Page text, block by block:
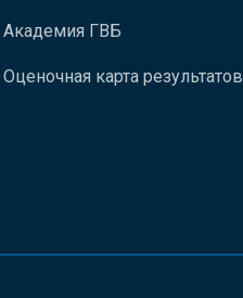
Академия ГВБ
Оценочная карта результатов